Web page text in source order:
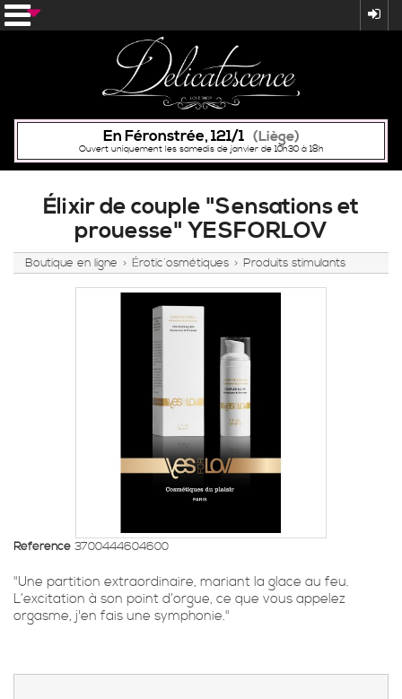
En Féronstrée, 121/1 (Liège)
Ouvert uniquement les samedis de janvier de 10h30 à 18h
Élixir de couple "Sensations et
prouesse" YESFORLOV
Boutique en ligne > Érotic´osmétiques > Produits stimulants
Référence 3700444604600
"Une partition extraordinaire, mariant la glace au feu.
L’excitation à son point d’orgue, ce que vous appelez
orgasme, j'en fais une symphonie."